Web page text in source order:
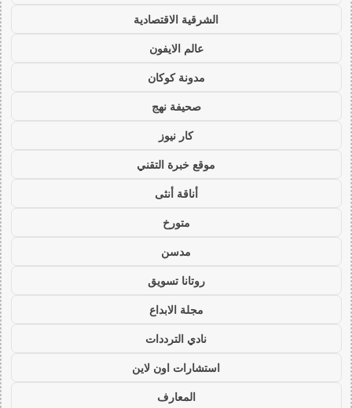
الشرقية الاقتصادية
عالم الايفون
مدونة كوكان
صحيفة نهج
كار نيوز
موقع خبرة التقني
أناقة أنثى
متورخ
مدسن
روتانا تسويق
مجلة الابداع
نادي الترددات
استشارات اون لاين
المعارف